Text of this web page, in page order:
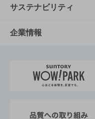
商品発売情報
栄養成分一覧
キャンペーン
工場見学
地域情報
文化・スポーツTOP
サントリーホール
サントリーサンバー
サステナビリティ
サステナビリティ
サントリーが考え
企業情報
企業概要